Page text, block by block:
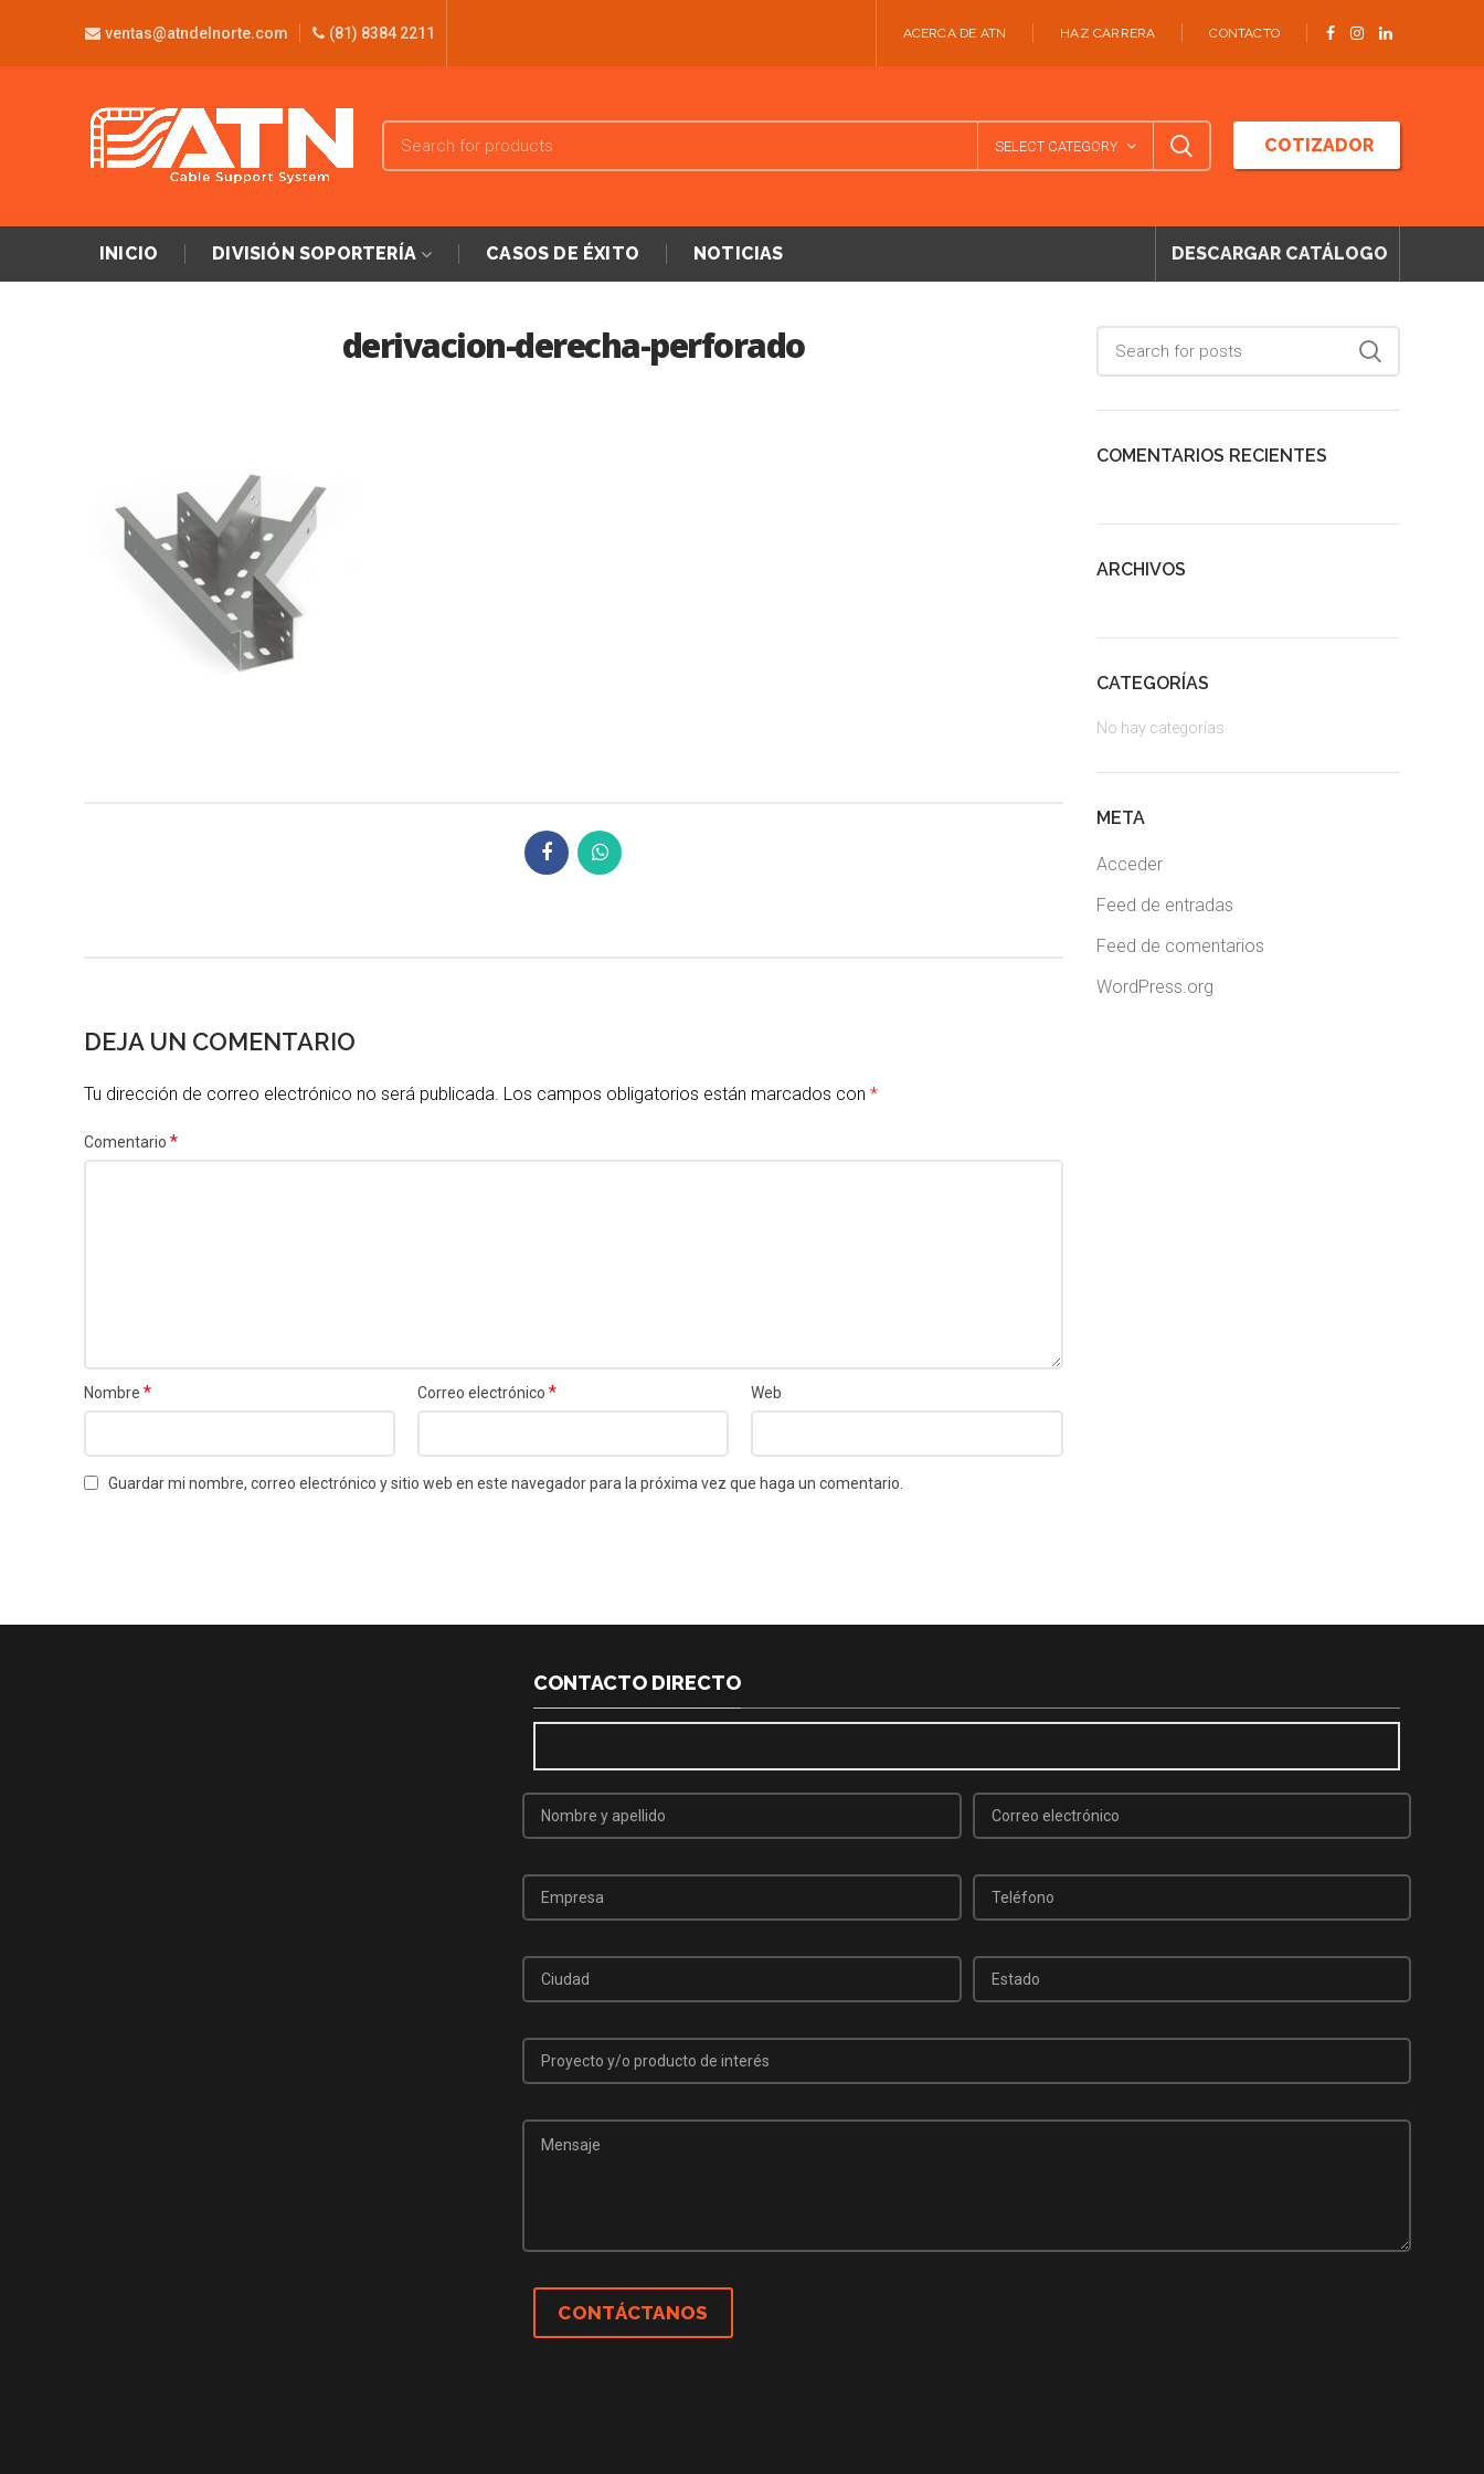
ventas@atndelnorte.com (81) 8384 2211 ACERCA DE ATN HAZ CARRERA CONTACTO
SELECT CATEGORY COTIZADOR
INICIO DIVISIÓN SOPORTERÍA CASOS DE ÉXITO NOTICIAS DESCARGAR CATÁLOGO
derivacion-derecha-perforado
DEJA UN COMENTARIO
Tu dirección de correo electrónico no será publicada. Los campos obligatorios están marcados con *
Comentario *
Nombre * Correo electrónico* Web
Guardar mi nombre, correo electrónico y sitio web en este navegador para la próxima vez que haga un comentario.
COMENTARIOS RECIENTES
ARCHIVOS
CATEGORÍAS
No hay categorías
META
Acceder
Feed de entradas
Feed de comentarios
WordPress.org
CONTACTO DIRECTO